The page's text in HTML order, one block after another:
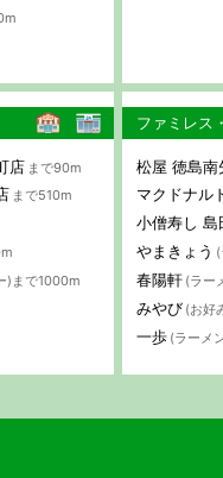
店 まで90m
まで510m
)まで1000m
ファミレス
松屋 徳島南
マクドナル
小僧寿し 島
やまきょう
春陽軒 (ラー
みやび (お好
一歩 (ラーメ